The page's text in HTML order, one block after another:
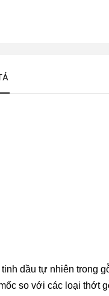
dầu tự nhiên trong
so với các loại thớt